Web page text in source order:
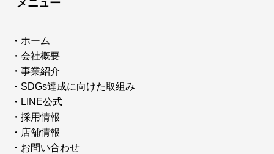
メニュー
・ ホーム
・ 会社概要
・ 事業紹介
・ SDGs達成に向けた取組み
・ LINE公式
・ 採用情報
・ 店舗情報
・ お問い合わせ